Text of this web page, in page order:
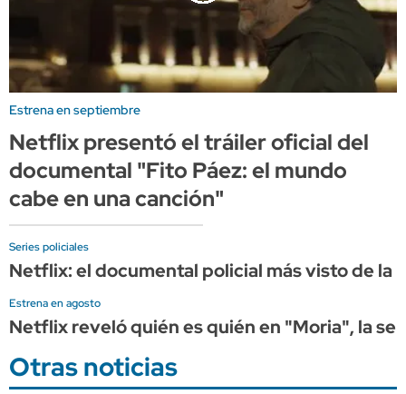
Estrena en septiembre
Netflix presentó el tráiler oficial del
documental "Fito Páez: el mundo
cabe en una canción"
Series policiales
Netflix: el documental policial más visto de la
Estrena en agosto
Netflix reveló quién es quién en "Moria", la
Otras noticias